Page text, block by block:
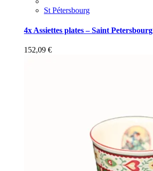
St Pétersbourg
4x Assiettes plates – Saint Petersbourg
152,09 €